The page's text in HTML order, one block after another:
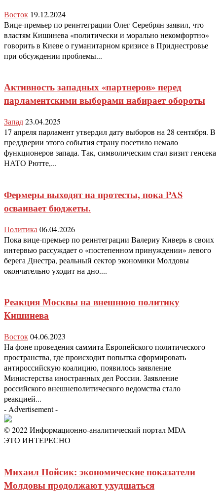
Восток 19.12.2024
Вице-премьер по реинтеграции Олег Серебрян заявил, что
властям Кишинева «политически и морально некомфортно»
говорить в Киеве о гуманитарном кризисе в Приднестровье
при обсуждении проблемы...
Активность западных «партнеров» перед
парламентскими выборами набирает обороты
Запад23.04.2025
17 апреля парламент утвердил дату выборов на 28 сентября. В
преддверии этого события страну посетило немало
функционеров запада. Так, символическим стал визит генсека
НАТО Рютте,...
Фермеры выходят на протесты, пока PAS
осваивает бюджеты.
Политика 06.04.2026
Пока вице-премьер по реинтеграции Валериу Киверь в своих
интервью рассуждает о «постепенном принуждении» левого
берега Днестра, реальный сектор экономики Молдовы
окончательно уходит на дно....
Реакция Москвы на внешнюю политику
Кишинева
Восток04.06.2023
На фоне проведения саммита Европейского политического
пространства, где происходит попытка сформировать
антироссийскую коалицию, появилось заявление
Министерства иностранных дел России. Заявление
российского внешнеполитического ведомства стало
реакцией...
- Advertisement -
© 2022 Информационно-аналитический портал MDA
ЭТО ИНТЕРЕСНО
Михаил Пойсик: экономические показатели
Молдовы продолжают ухудшаться